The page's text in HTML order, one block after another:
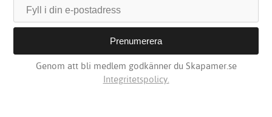
Genom att bli medlem godkänner du Skapamer.se
Integritetspolicy.